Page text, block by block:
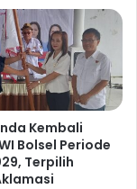
Kembali
Bolsel Periode
Terpilih